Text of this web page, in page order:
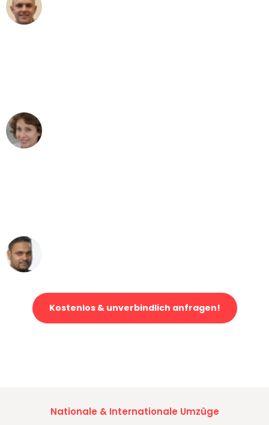
Kostenlos & unverbindlich anfragen!
Nationale & Internationale Umzüge